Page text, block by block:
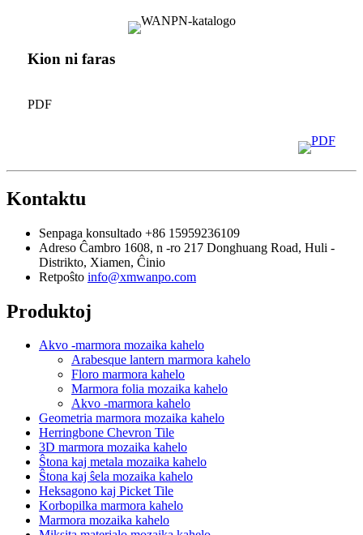
Kion ni faras
PDF
Kontaktu
Senpaga konsultado +86 15959236109
Adreso Ĉambro 1608, n -ro 217 Donghuang Road, Huli -
Distrikto, Xiamen, Ĉinio
Retpoŝto info@xmwanpo.com
Produktoj
Akvo -marmora mozaika kahelo
Arabesque lantern marmora kahelo
Floro marmora kahelo
Marmora folia mozaika kahelo
Akvo -marmora kahelo
Geometria marmora mozaika kahelo
Herringbone Chevron Tile
3D marmora mozaika kahelo
Ŝtona kaj metala mozaika kahelo
Ŝtona kaj ŝela mozaika kahelo
Heksagono kaj Picket Tile
Korbopilka marmora kahelo
Marmora mozaika kahelo